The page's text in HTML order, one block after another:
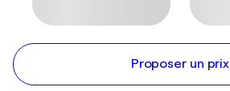
Proposer un prix